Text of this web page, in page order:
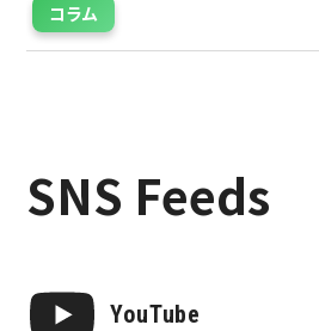
コラム
SNS Feeds
YouTube